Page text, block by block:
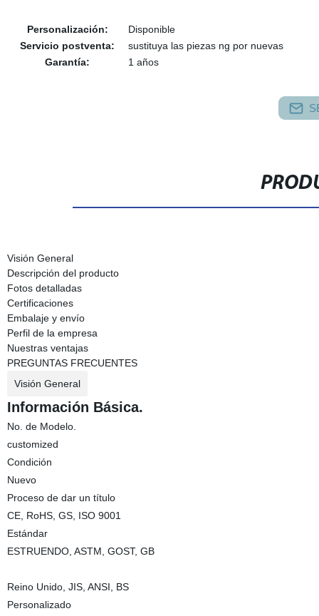
Personalización:
Disponible
Servicio postventa:
sustituya las piezas ng por nuevas
Garantía:
1 años
Visión General
Descripción del producto
Fotos detalladas
Certificaciones
Embalaje y envío
Perfil de la empresa
Nuestras ventajas
PREGUNTAS FRECUENTES
Visión General
Información Básica.
No. de Modelo.
customized
Condición
Nuevo
Proceso de dar un título
CE, RoHS, GS, ISO 9001
Estándar
ESTRUENDO, ASTM, GOST, GB
Reino Unido, JIS, ANSI, BS
Personalizado